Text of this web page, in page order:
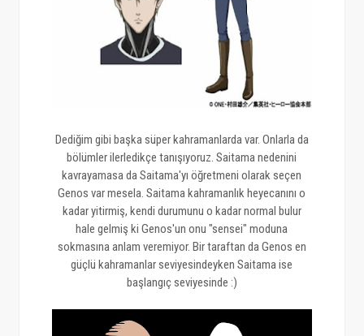
Dediğim gibi başka süper kahramanlarda var. Onlarla da
bölümler ilerledikçe tanışıyoruz. Saitama nedenini
kavrayamasa da Saitama'yı öğretmeni olarak seçen
Genos var mesela. Saitama kahramanlık heyecanını o
kadar yitirmiş, kendi durumunu o kadar normal bulur
hale gelmiş ki Genos'un onu "sensei" moduna
sokmasına anlam veremiyor. Bir taraftan da Genos en
güçlü kahramanlar seviyesindeyken Saitama ise
başlangıç seviyesinde :)